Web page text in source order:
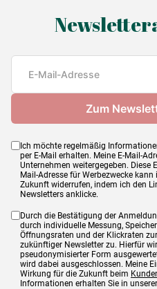
Maße
Ich möchte regelmäßig
per E-Mail erhalten. Meine E-Mail-
Unternehmen weitergegeben.
Mail-Adresse für Werbezwecke
Zukunft widerrufen, indem ich den
Newsletters anklicke.
Durch die Bestätigung der
durch individuelle Messung,
Öffnungsraten und der Klickraten
zukünftiger Newsletter zu. Hierfür
pseudonymisierter Form
wird dabei ausgeschlossen. Meine
Wirkung für die Zukunft beim
Informationen erhalten Sie in